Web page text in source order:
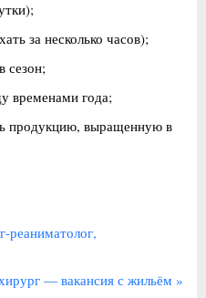
за несколько часов);
сезон;
временами года;
продукцию, выращенную в
реаниматолог,
— вакансия с жильём